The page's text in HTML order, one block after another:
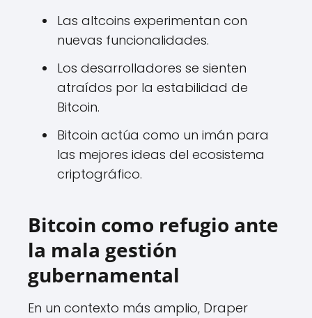
Las altcoins experimentan con
nuevas funcionalidades.
Los desarrolladores se sienten
atraídos por la estabilidad de
Bitcoin.
Bitcoin actúa como un imán para
las mejores ideas del ecosistema
criptográfico.
Bitcoin como refugio ante
la mala gestión
gubernamental
En un contexto más amplio, Draper